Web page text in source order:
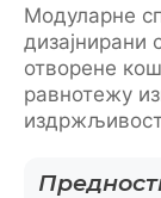
Модуларне
дизајнирани
отворене
равнотежу